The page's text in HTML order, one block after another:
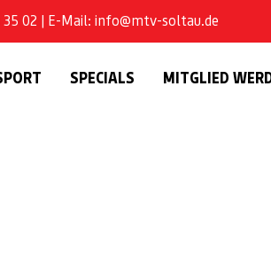
02 | E-Mail: info@mtv-soltau.de
SPECIALS
MITGLIED